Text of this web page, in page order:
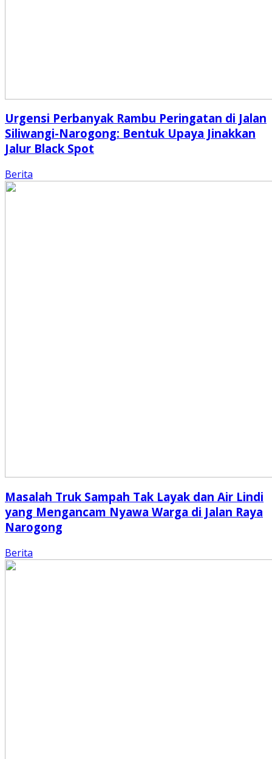
Urgensi Perbanyak Rambu Peringatan di Jalan
Siliwangi-Narogong: Bentuk Upaya Jinakkan
Jalur Black Spot
Berita
Masalah Truk Sampah Tak Layak dan Air Lindi
yang Mengancam Nyawa Warga di Jalan Raya
Narogong
Berita